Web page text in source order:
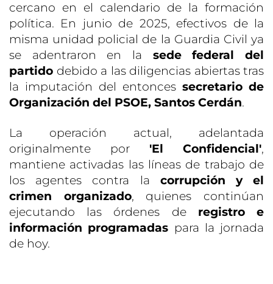
cercano en el calendario de la formación
política. En junio de 2025, efectivos de la
misma unidad policial de la Guardia Civil ya
se adentraron en la sede federal del
partido debido a las diligencias abiertas tras
la imputación del entonces secretario de
Organización del PSOE, Santos Cerdán.
La operación actual, adelantada
originalmente por 'El Confidencial',
mantiene activadas las líneas de trabajo de
los agentes contra la corrupción y el
crimen organizado, quienes continúan
ejecutando las órdenes de registro e
información programadas para la jornada
de hoy.